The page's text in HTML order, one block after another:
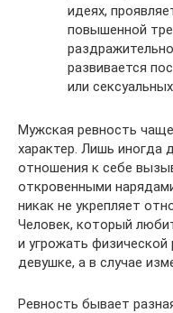
идеях,
повышенной
развивается
или
Мужская ревность
характер. Лишь иногда
отношения к себе
откровенными
никак не укрепляет
Человек, который
и угрожать физической
девушке, а в случае
Ревность бывает